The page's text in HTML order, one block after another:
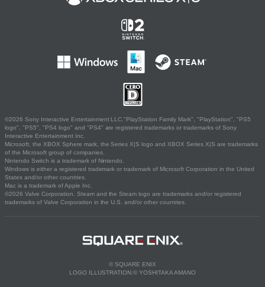
©2026 Sony Interactive Entertainment LLC."PlayStation Family Mark", "PlayStation", "PS5
logo", "PS5", "PS4 logo" and "PS4" are registered trademarks or trademarks of Sony
Interactive Entertainment Inc.
Microsoft, the XBOX Sphere mark, the Series X|S logo and XBOX Series X|S are trademarks
of the Microsoft group of companies.
Nintendo Switch is a trademark of Nintendo.
Windows is either a registered trademark or trademark of Microsoft Corporation in the United
States and/or other countries.
Mac is a trademark of Apple Inc.
©2026 Valve Corporation. Steam and the Steam logo are trademarks and/or registered
trademarks of Valve Corporation in the U.S. and/or other countries.
© SQUARE ENIX
LOGO ILLUSTRATION:© YOSHITAKA AMANO